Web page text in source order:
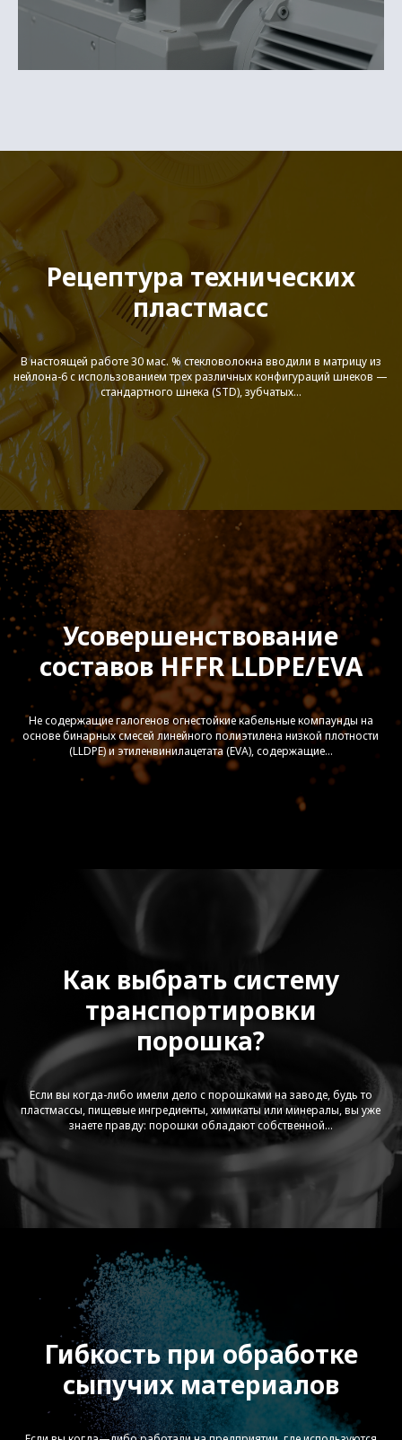
Рецептура технических
пластмасс
В настоящей работе 30 мас. % стекловолокна вводили в матрицу из
нейлона-6 с использованием трех различных конфигураций шнеков —
стандартного шнека (STD), зубчатых...
Усовершенствование
составов HFFR LLDPE/EVA
Не содержащие галогенов огнестойкие кабельные компаунды на
основе бинарных смесей линейного полиэтилена низкой плотности
(LLDPE) и этиленвинилацетата (EVA), содержащие...
Как выбрать систему
транспортировки
порошка?
Если вы когда-либо имели дело с порошками на заводе, будь то
пластмассы, пищевые ингредиенты, химикаты или минералы, вы уже
знаете правду: порошки обладают собственной...
Гибкость при обработке
сыпучих материалов
Видео
STEER-CaCO3 processing with
Omega 60 Gen-Next Twin Screw
Extruders